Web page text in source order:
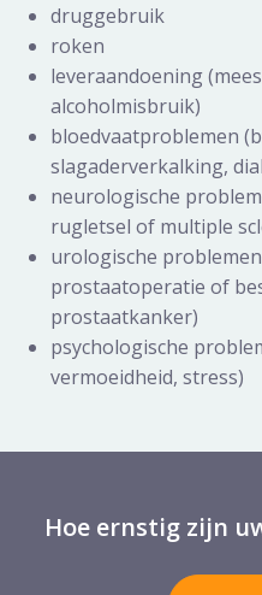
druggebruik
roken
leveraandoening
alcoholmisbruik)
bloedvaatproblemen
slagaderverkalking,
neurologische
rugletsel of multiple
urologische
prostaatoperatie of
prostaatkanker)
psychologische
vermoeidheid, stress)
Hoe ernstig zijn